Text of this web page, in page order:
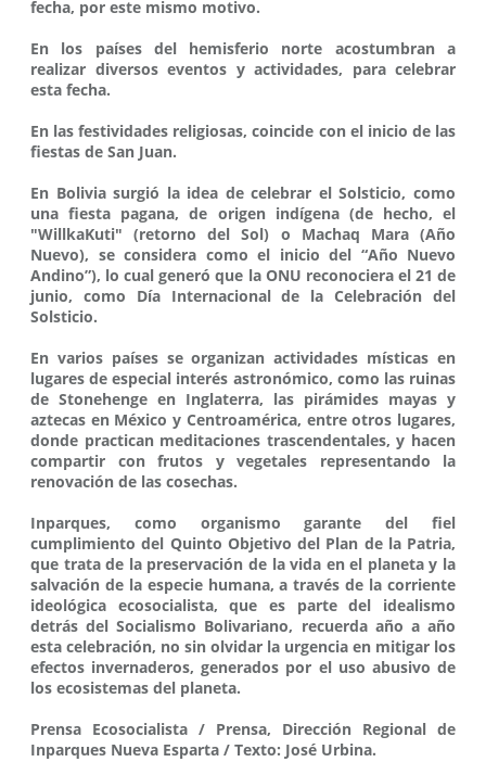
fecha, por este mismo motivo.
En los países del hemisferio norte acostumbran a
realizar diversos eventos y actividades, para celebrar
esta fecha.
En las festividades religiosas, coincide con el inicio de las
fiestas de San Juan.
En Bolivia surgió la idea de celebrar el Solsticio, como
una fiesta pagana, de origen indígena (de hecho, el
"WillkaKuti" (retorno del Sol) o Machaq Mara (Año
Nuevo), se considera como el inicio del “Año Nuevo
Andino”), lo cual generó que la ONU reconociera el 21 de
junio, como Día Internacional de la Celebración del
Solsticio.
En varios países se organizan actividades místicas en
lugares de especial interés astronómico, como las ruinas
de Stonehenge en Inglaterra, las pirámides mayas y
aztecas en México y Centroamérica, entre otros lugares,
donde practican meditaciones trascendentales, y hacen
compartir con frutos y vegetales representando la
renovación de las cosechas.
Inparques, como organismo garante del fiel
cumplimiento del Quinto Objetivo del Plan de la Patria,
que trata de la preservación de la vida en el planeta y la
salvación de la especie humana, a través de la corriente
ideológica ecosocialista, que es parte del idealismo
detrás del Socialismo Bolivariano, recuerda año a año
esta celebración, no sin olvidar la urgencia en mitigar los
efectos invernaderos, generados por el uso abusivo de
los ecosistemas del planeta.
Prensa Ecosocialista / Prensa, Dirección Regional de
Inparques Nueva Esparta / Texto: José Urbina.